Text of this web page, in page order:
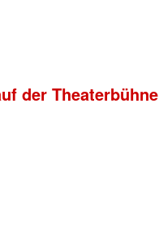
der Theaterbühne